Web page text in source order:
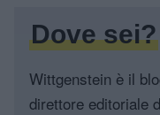
Dove sei?
Wittgenstein è il
direttore editoriale